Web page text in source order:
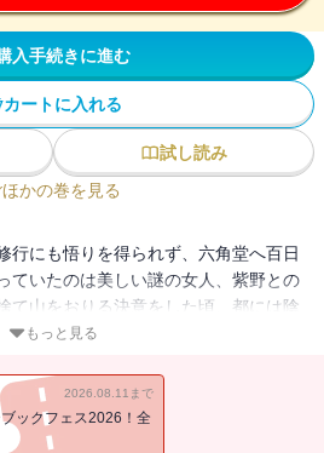
入手続きに進む
カートに入れる
試し読み
ほかの巻を見る
行にも悟りを得られず、六角堂へ百日
ていたのは美しい謎の女人、紫野との
て山をおりる決意をした頃、都には陰
た。そして親鸞の命を狙う黒面法師。
もっと見る
2026.08.11まで
ブックフェス2026！全